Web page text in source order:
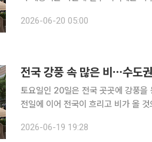
은 밤까지 비가 이어지는 곳도 있겠다
2026-06-20 05:00
전국 강풍 속 많은 비⋯수도
토요일인 20일은 전국 곳곳에 강풍을 동반한 비가 내
전일에 이어 전국이 흐리고 비가 올
2026-06-19 19:28